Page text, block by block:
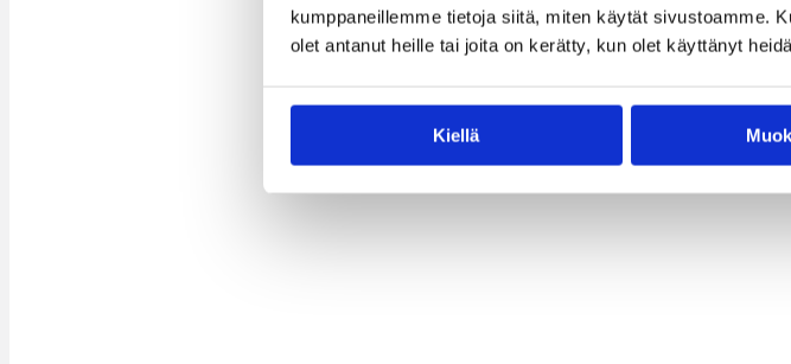
kumppaneillemme tietoja siitä, miten käytät sivustoamme.
olet antanut heille tai joita on kerätty, kun olet käyttänyt
Kiellä